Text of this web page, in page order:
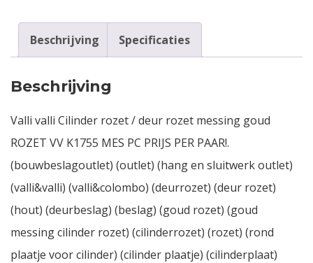
Beschrijving Specificaties
Beschrijving
Valli valli Cilinder rozet / deur rozet messing goud
ROZET VV K1755 MES PC PRIJS PER PAAR!.
(bouwbeslagoutlet) (outlet) (hang en sluitwerk outlet)
(valli&valli) (valli&colombo) (deurrozet) (deur rozet)
(hout) (deurbeslag) (beslag) (goud rozet) (goud
messing cilinder rozet) (cilinderrozet) (rozet) (rond
plaatje voor cilinder) (cilinder plaatje) (cilinderplaat)